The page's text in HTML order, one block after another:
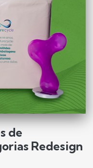
de
Redesign